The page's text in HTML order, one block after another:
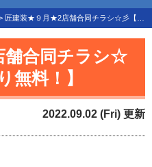
匠建装★９月★2店舗合同チラシ☆彡【相談・見積もり無料！】
合同チラシ☆
無料！】
2022.09.02 (Fri) 更新